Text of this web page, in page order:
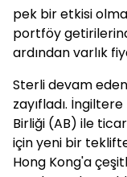
pek bir etkisi
portföy
ardından varlık
Sterli devam
zayıfladı.
Birliği (AB) ile
için yeni bir
Hong Kong'a